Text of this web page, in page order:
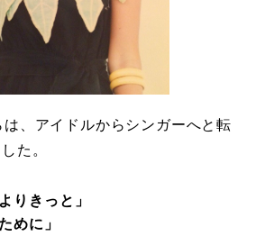
、アイドルからシンガーへと転
た。
りきっと」
めに」